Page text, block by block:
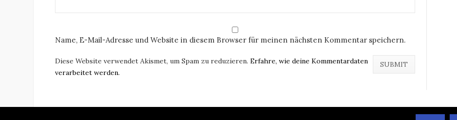
Name, E-Mail-Adresse und Website in diesem Browser für meinen nächsten Kommentar speichern.
Diese Website verwendet Akismet, um Spam zu reduzieren. Erfahre, wie deine Kommentardaten
verarbeitet werden.